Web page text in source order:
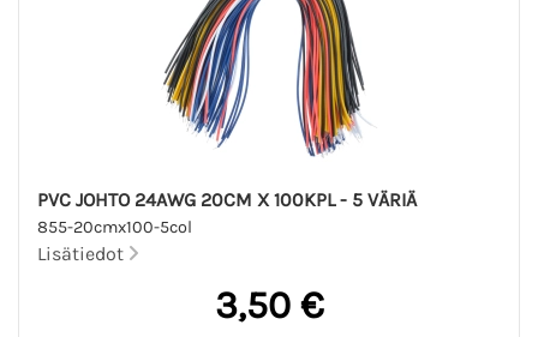
PVC JOHTO 24AWG 20CM X 100KPL - 5 VÄRIÄ
855-20cmx100-5col
Lisätiedot
3,50 €